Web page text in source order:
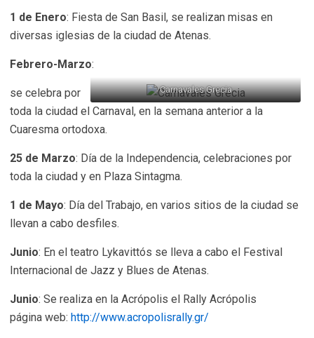
1 de Enero: Fiesta de San Basil, se realizan misas en
diversas iglesias de la ciudad de Atenas.
Febrero-Marzo:
Carnavales Grecia
se celebra por
toda la ciudad el Carnaval, en la semana anterior a la
Cuaresma ortodoxa.
25 de Marzo: Día de la Independencia, celebraciones por
toda la ciudad y en Plaza Sintagma.
1 de Mayo: Día del Trabajo, en varios sitios de la ciudad se
llevan a cabo desfiles.
Junio: En el teatro Lykavittós se lleva a cabo el Festival
Internacional de Jazz y Blues de Atenas.
Junio: Se realiza en la Acrópolis el Rally Acrópolis
página web: http://www.acropolisrally.gr/